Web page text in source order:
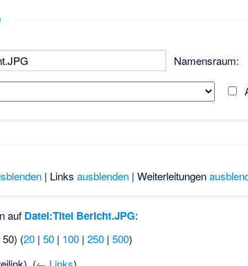
Namensraum:
| Links ausblenden| Weiterleitungen
auf Datei:Titel Bericht.JPG:
50) (20 |50 | 100 |250 |500)